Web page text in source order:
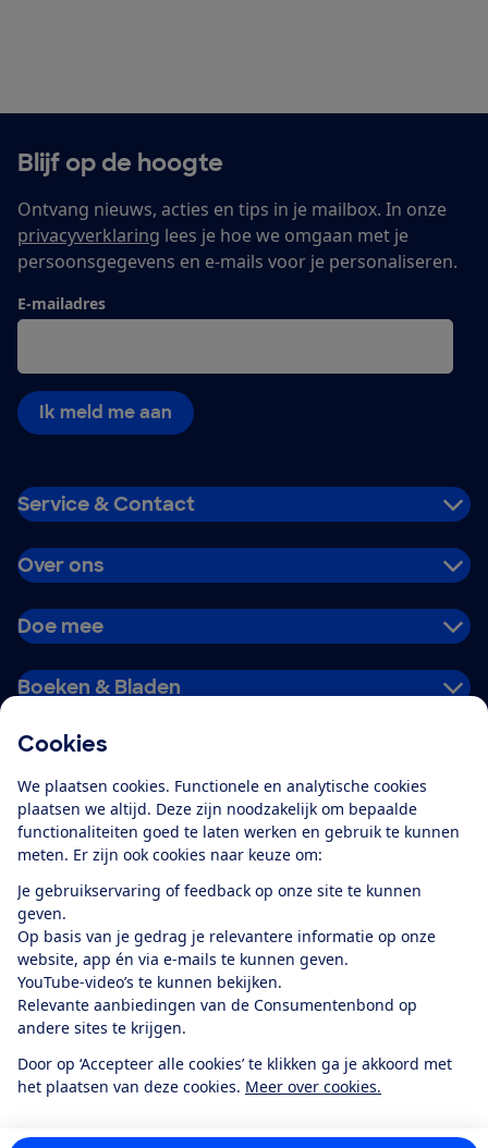
Cookies
We plaatsen cookies. Functionele en analytische cookies
plaatsen we altijd. Deze zijn noodzakelijk om bepaalde
functionaliteiten goed te laten werken en gebruik te kunnen
meten. Er zijn ook cookies naar keuze om:
Je gebruikservaring of feedback op onze site te kunnen
geven.
Op basis van je gedrag je relevantere informatie op onze
website, app én via e-mails te kunnen geven.
YouTube-video’s te kunnen bekijken.
Relevante aanbiedingen van de Consumentenbond op
andere sites te krijgen.
Door op ‘Accepteer alle cookies’ te klikken ga je akkoord met
het plaatsen van deze cookies. Meer over cookies.
Blijf op de hoogte
Ontvang nieuws, acties en tips in je mailbox. In onze
privacyverklaring lees je hoe we omgaan met je
persoonsgegevens en e-mails voor je personaliseren.
E-mailadres
Ik meld me aan
Service & Contact
Over ons
Doe mee
Boeken & Bladen
Alles over de
app
Algemene Voorwaarden
Privacyverklaring
Cookiebeleid
Privacyvoorkeuren
Toegankelijkheid
RSS-feed nieuws
Facebook
TwitterInstagram
YoutubeLinkedIn
12.901consumentenbeoordelen de Consumentenbondmet gemiddeld